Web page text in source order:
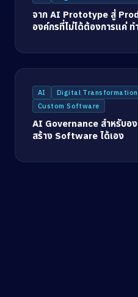
จาก AI Prototype สู่
องค์กรที่ไม่ได้ต้องการแค่ ท
AI Digital Transformation
Custom Software
AI Governance สำหรับอ
สร้าง Software ได้เอง